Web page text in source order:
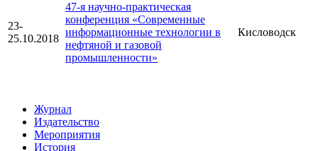
23-
25.10.2018
47-я научно-практическая
конференция «Современные
информационные технологии в
нефтяной и газовой
промышленности»
Кисловодск
Журнал
Издательство
Мероприятия
История